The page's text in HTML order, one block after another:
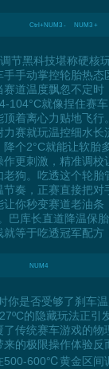
Ctrl+NUM3 - NUM3 +
节黑科技堪称硬核
手动掌控轮胎热态
道温度飘忽不定时
104°C就像捏住赛
着离心力贴地飞行
赛就玩温控细水长
个2°C就能让软胎
更刺激，精准调校
狗。吃透这个轮胎
奏，正赛直接把对
你秒变赛道老油条
巴库长直道降温保
等于吃透冠军配方
NUM4
你是否受够了刹车
的隐藏玩法正引
了传统赛车游戏的物
的极限操作体验反
500-600℃黄金区间